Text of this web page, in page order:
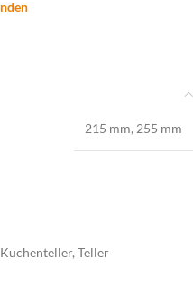
215 mm, 255 mm
Kuchenteller, Teller